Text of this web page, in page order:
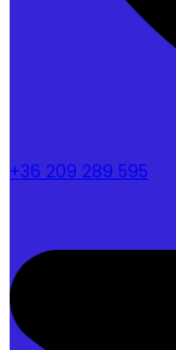
+36 209 289 595